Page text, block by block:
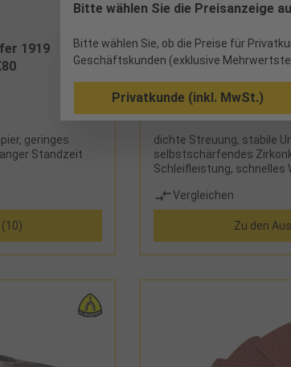
1919
geringes
Standzeit
Klettschleifscheibe
K80
106 verfügbar
dichte Streuung, stabile
selbstschärfendes
Schleifleistung, schnelles
Vergleichen
Zu den
Bitte wählen Sie die Preisanzeige
Bitte wählen Sie, ob die Preise für
Geschäftskunden (exklusive
Privatkunde (inkl. MwSt.)